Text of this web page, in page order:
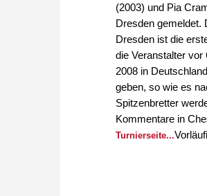
(2003) und Pia
Dresden gemeldet.
Dresden ist die
die Veranstalter
2008 in
geben, so wie es
Spitzenbretter
Kommentare in
Turnierseite...